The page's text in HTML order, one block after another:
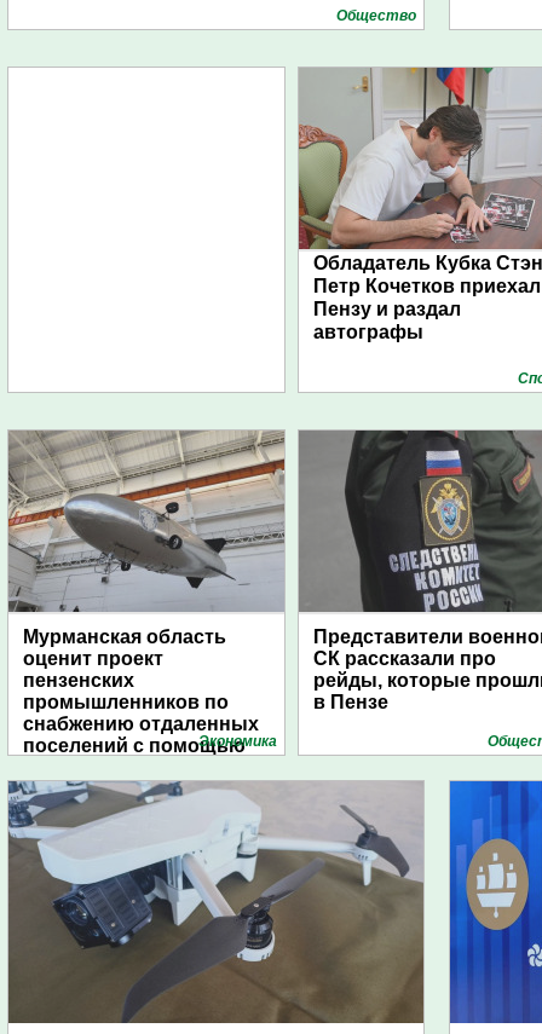
Общество
Обладатель Кубка
Петр Кочетков
Пензу и раздал
автографы
Мурманская область
оценит проект
пензенских
промышленников по
снабжению отдаленных
поселений с помощью
Экономика
Представители
СК рассказали про
рейды, которые
в Пензе